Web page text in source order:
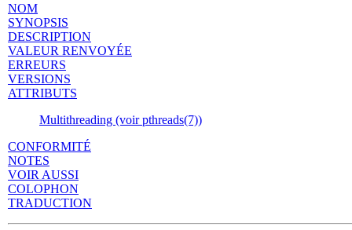
NOM
SYNOPSIS
DESCRIPTION
VALEUR RENVOYÉE
ERREURS
VERSIONS
ATTRIBUTS
Multithreading (voir pthreads(7))
CONFORMITÉ
NOTES
VOIR AUSSI
COLOPHON
TRADUCTION